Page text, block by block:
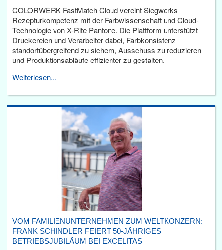
COLORWERK FastMatch Cloud vereint Siegwerks
Rezepturkompetenz mit der Farbwissenschaft und Cloud-
Technologie von X-Rite Pantone. Die Plattform unterstützt
Druckereien und Verarbeiter dabei, Farbkonsistenz
standortübergreifend zu sichern, Ausschuss zu reduzieren
und Produktionsabläufe effizienter zu gestalten.
Weiterlesen...
VOM FAMILIENUNTERNEHMEN ZUM WELTKONZERN:
FRANK SCHINDLER FEIERT 50-JÄHRIGES
BETRIEBSJUBILÄUM BEI EXCELITAS